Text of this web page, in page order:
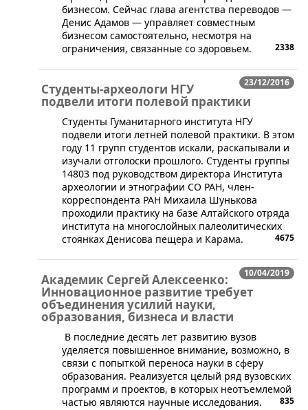
бизнесом. Сейчас глава агентства переводов —
Денис Адамов — управляет совместным
бизнесом самостоятельно, несмотря на
ограничения, связанные со здоровьем.
2338
23/12/2016
Студенты-археологи НГУ
подвели итоги полевой практики
Студенты Гуманитарного института НГУ
подвели итоги летней полевой практики. В этом
году 11 групп студентов искали, раскапывали и
изучали отголоски прошлого. Студенты группы
14803 под руководством директора Института
археологии и этнографии СО РАН, член-
корреспондента РАН Михаила Шунькова
проходили практику на базе Алтайского отряда
института на многослойных палеолитических
стоянках Денисова пещера и Карама.
4675
10/04/2019
Академик Сергей Алексеенко:
Инновационное развитие требует
объединения усилий науки,
образования, бизнеса и власти
В последние десять лет развитию вузов
уделяется повышенное внимание, возможно, в
связи с попыткой переноса науки в сферу
образования. Реализуется целый ряд вузовских
программ и проектов, в которых неотъемлемой
частью являются научные исследования.
835